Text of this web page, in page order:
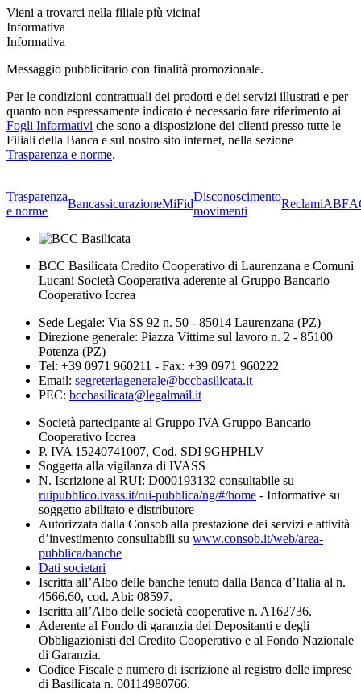
Vieni a trovarci nella filiale più vicina!
Informativa
Informativa
Messaggio pubblicitario con finalità promozionale.
Per le condizioni contrattuali dei prodotti e dei servizi illustrati e per
quanto non espressamente indicato è necessario fare riferimento ai
Fogli Informativi che sono a disposizione dei clienti presso tutte le
Filiali della Banca e sul nostro sito internet, nella sezione
Trasparenza e norme.
Trasparenza
e norme
BancassicurazioneMiFid
Disconoscimento
movimenti
ReclamiABF
BCC Basilicata Credito Cooperativo di Laurenzana e Comuni
Lucani Società Cooperativa aderente al Gruppo Bancario
Cooperativo Iccrea
Sede Legale: Via SS 92 n. 50 - 85014 Laurenzana (PZ)
Direzione generale: Piazza Vittime sul lavoro n. 2 - 85100
Potenza (PZ)
Tel: +39 0971 960211 - Fax: +39 0971 960222
Email: segreteriagenerale@bccbasilicata.it
PEC: bccbasilicata@legalmail.it
Società partecipante al Gruppo IVA Gruppo Bancario
Cooperativo Iccrea
P. IVA 15240741007, Cod. SDI 9GHPHLV
Soggetta alla vigilanza di IVASS
N. Iscrizione al RUI: D000193132 consultabile su
ruipubblico.ivass.it/rui-pubblica/ng/#/home - Informative su
soggetto abilitato e distributore
Autorizzata dalla Consob alla prestazione dei servizi e attività
d’investimento consultabili su www.consob.it/web/area-
pubblica/banche
Dati societari
Iscritta all’Albo delle banche tenuto dalla Banca d’Italia al n.
4566.60, cod. Abi: 08597.
Iscritta all’Albo delle società cooperative n. A162736.
Aderente al Fondo di garanzia dei Depositanti e degli
Obbligazionisti del Credito Cooperativo e al Fondo Nazionale
di Garanzia.
Codice Fiscale e numero di iscrizione al registro delle imprese
di Basilicata n. 00114980766.